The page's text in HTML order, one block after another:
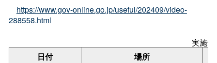
https://www.gov-online.go.jp/useful/202409/video-
288558.html
実施予
日付
場所